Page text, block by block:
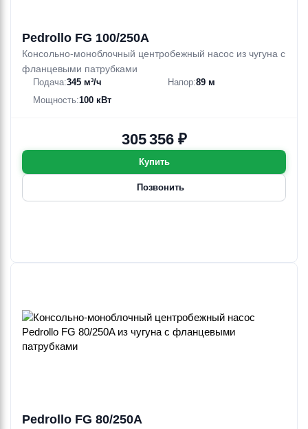
Pedrollo FG 100/250A
Консольно-моноблочный центробежный насос из чугуна с
фланцевыми патрубками
Подача:345 м³/ч Напор:89 м
Мощность:100 кВт
305 356 ₽
Купить
Позвонить
Pedrollo FG 80/250A